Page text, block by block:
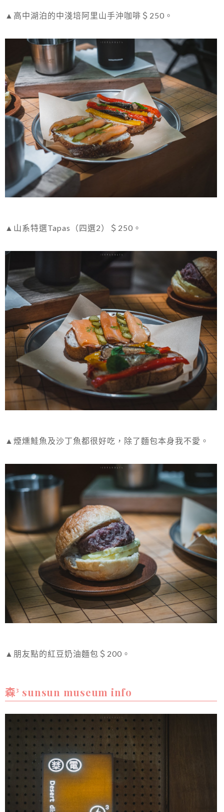
▲高中湖泊的中淺培阿里山手沖咖啡＄250。
▲山系特選Tapas（四選2）＄250。
▲煙燻鮭魚及沙丁魚都很好吃，除了麵包本身我不愛。
▲朋友點的紅豆奶油麵包＄200。
森³ sunsun museum info